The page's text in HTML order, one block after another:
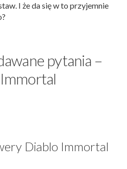
I że da się w to przyjemnie
pytania –
Diablo Immortal